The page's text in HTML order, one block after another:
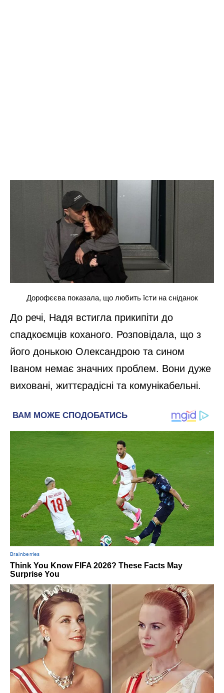
Дорофєєва показала, що любить їсти на сніданок
До речі, Надя встигла прикипіти до
спадкоємців коханого. Розповідала, що з
його донькою Олександрою та сином
Іваном немає значних проблем. Вони дуже
виховані, життєрадісні та комунікабельні.